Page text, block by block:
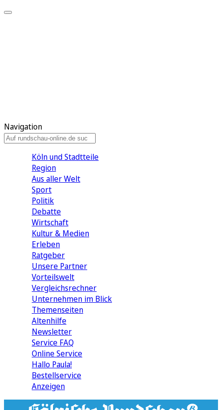
Navigation
Köln und Stadtteile
Region
Aus aller Welt
Sport
Politik
Debatte
Wirtschaft
Kultur & Medien
Erleben
Ratgeber
Unsere Partner
Vorteilswelt
Vergleichsrechner
Unternehmen im Blick
Themenseiten
Altenhilfe
Newsletter
Service FAQ
Online Service
Hallo Paula!
Bestellservice
Anzeigen